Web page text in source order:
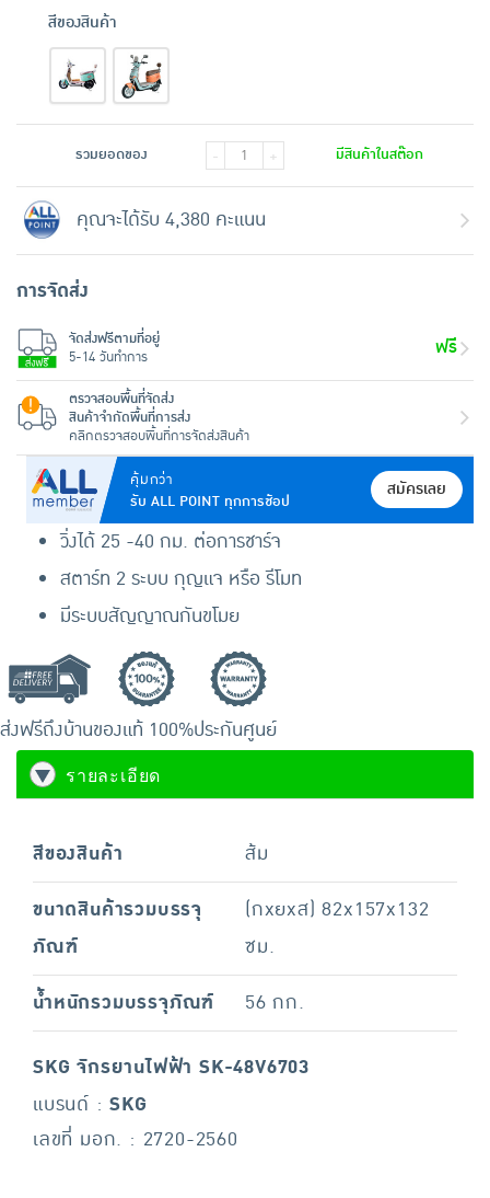
คุ้มกว่า
รับ ALL POINT ทุกการช้อป
สมัครเลย
วิ่งได้ 25 -40 กม. ต่อการชาร์จ
สตาร์ท 2 ระบบ กุญแจ หรือ รีโมท
มีระบบสัญญาณกันขโมย
สีของสินค้า
รวมยอดของ - + มีสินค้าในสต๊อก
คุณจะได้รับ 4,380 คะแนน
การจัดส่ง
จัดส่งฟรีตามที่อยู่
5-14 วันทำการ
ฟรี
ตรวจสอบพื้นที่จัดส่ง
สินค้าจำกัดพื้นที่การส่ง
คลิกตรวจสอบพื้นที่การจัดส่งสินค้า
ส่งฟรีถึงบ้านของแท้ 100%ประกันศูนย์
รายละเอียด
สีของสินค้า
ส้ม
ขนาดสินค้ารวมบรรจุ
ภัณฑ์
(กxยxส) 82x157x132
ซม.
น้ำหนักรวมบรรจุภัณฑ์
56 กก.
SKG จักรยานไฟฟ้า SK-48V6703
แบรนด์ :SKG
เลขที่ มอก. : 2720-2560